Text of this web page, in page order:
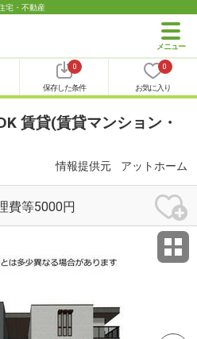
宅・不動産
0
保存した条件
0
お気に入り
賃貸(賃貸マンション・
情報提供元 アットホーム
費等5000円